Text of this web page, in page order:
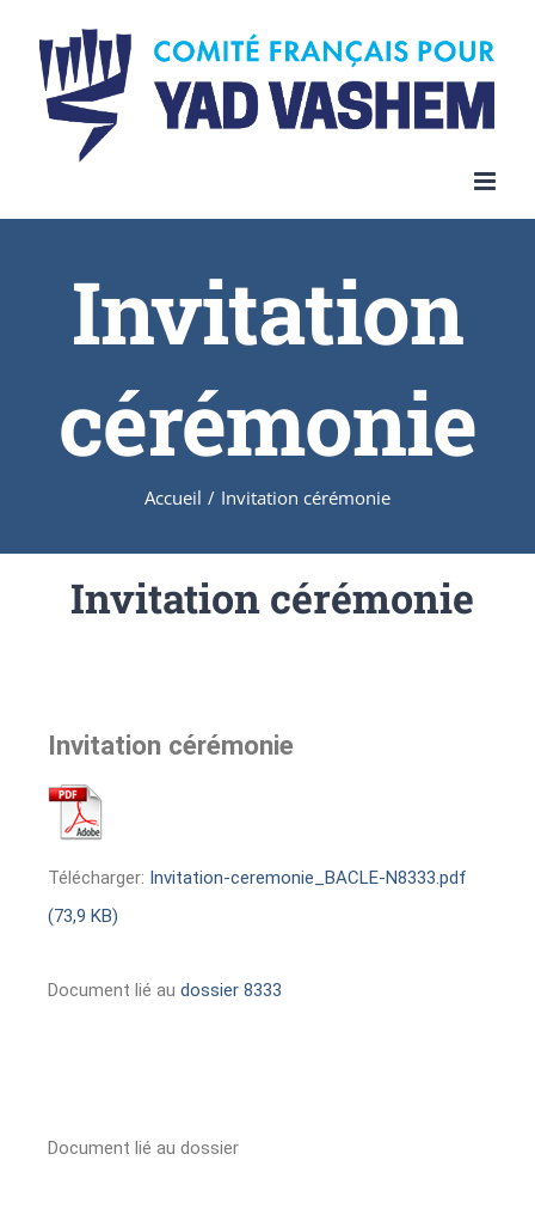
Invitation
cérémonie
Accueil / Invitation cérémonie
Invitation cérémonie
Invitation cérémonie
Télécharger: Invitation-ceremonie_BACLE-N8333.pdf
(73,9 KB)
Document lié au dossier 8333
Document lié au dossier